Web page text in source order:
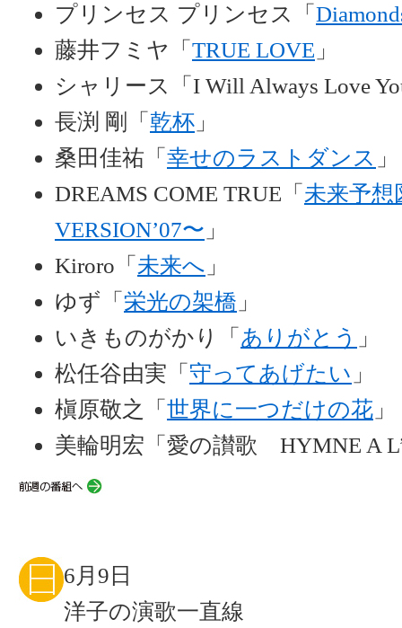
プリンセス プリンセス「
藤井フミヤ「 TRUE LOVE 」
シャリース「I Will Always Love
長渕 剛「 乾杯 」
桑田佳祐「 幸せのラストダンス 」
DREAMS COME TRUE「 未来予
VERSION’07〜 」
Kiroro「 未来へ 」
ゆず「 栄光の架橋 」
いきものがかり「 ありがとう 」
松任谷由実「 守ってあげたい 」
槇原敬之「 世界に一つだけの花 」
美輪明宏「愛の讃歌 HYMNE A
6月9日
洋子の演歌一直線